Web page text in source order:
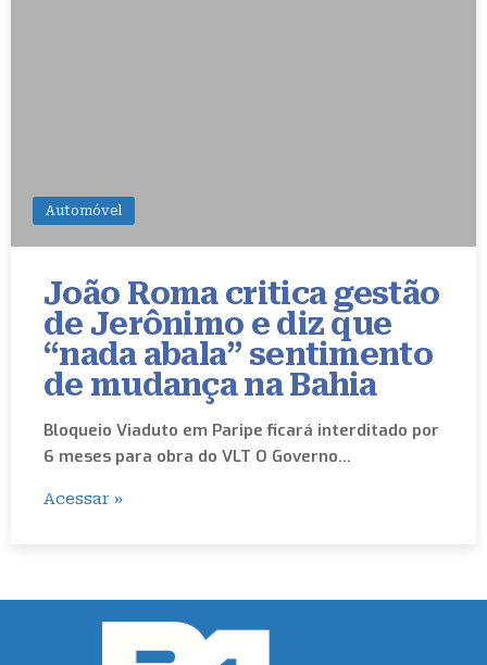
Automóvel
João Roma critica gestão
de Jerônimo e diz que
“nada abala” sentimento
de mudança na Bahia
Bloqueio Viaduto em Paripe ficará interditado por
6 meses para obra do VLT O Governo…
Acessar »